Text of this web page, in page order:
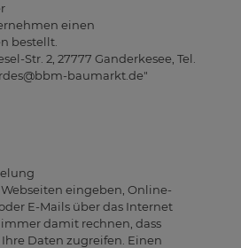
einen
bestellt.
Str. 2, 27777 Ganderkesee, Tel.
baumarkt.de"
eingeben, Online-
E-Mails über das Internet
damit rechnen, dass
Daten zugreifen. Einen